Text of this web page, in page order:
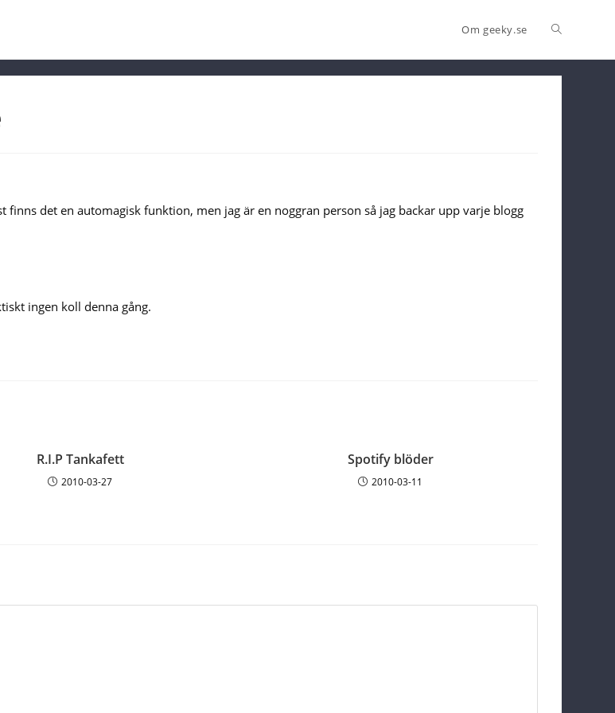
Om geeky.se
det en automagisk funktion, men jag är en noggran person så jag backar upp varje blogg
ingen koll denna gång.
R.I.P Tankafett
2010-03-27
Spotify blöder
2010-03-11